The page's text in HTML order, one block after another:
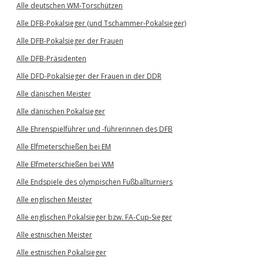
Alle deutschen WM-Torschützen
Alle DFB-Pokalsieger (und Tschammer-Pokalsieger)
Alle DFB-Pokalsieger der Frauen
Alle DFB-Präsidenten
Alle DFD-Pokalsieger der Frauen in der DDR
Alle dänischen Meister
Alle dänischen Pokalsieger
Alle Ehrenspielführer und -führerinnen des DFB
Alle Elfmeterschießen bei EM
Alle Elfmeterschießen bei WM
Alle Endspiele des olympischen Fußballturniers
Alle englischen Meister
Alle englischen Pokalsieger bzw. FA-Cup-Sieger
Alle estnischen Meister
Alle estnischen Pokalsieger